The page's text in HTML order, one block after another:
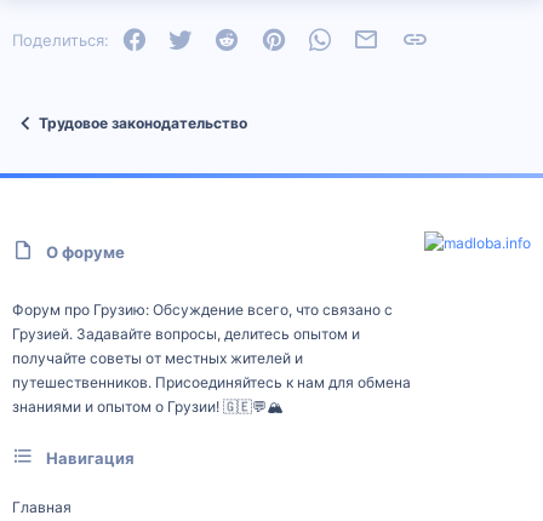
Поделиться: FacebookTwitter Reddit PinterestWhatsAppЭлектронная почта
Трудовое законодательство
О форуме
Форум про Грузию: Обсуждение всего, что связано с
Грузией. Задавайте вопросы, делитесь опытом и
получайте советы от местных жителей и
путешественников. Присоединяйтесь к нам для обмена
знаниями и опытом о Грузии! 🇬🇪💬🏔️
Навигация
Главная